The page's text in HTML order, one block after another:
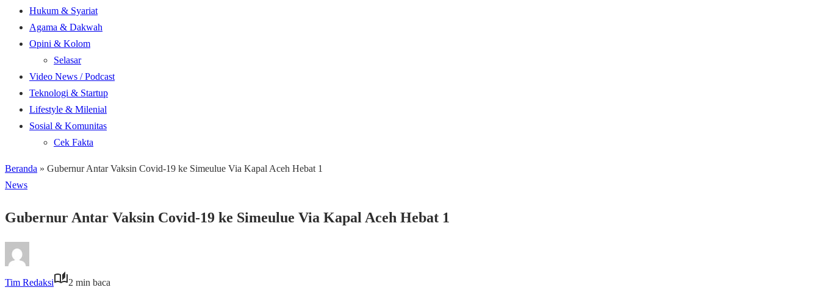
Hukum & Syariat
Agama & Dakwah
Opini & Kolom
Selasar
Video News / Podcast
Teknologi & Startup
Lifestyle & Milenial
Sosial & Komunitas
Cek Fakta
Beranda » Gubernur Antar Vaksin Covid-19 ke Simeulue Via Kapal Aceh Hebat 1
News
Gubernur Antar Vaksin Covid-19 ke Simeulue Via Kapal Aceh Hebat 1
Tim Redaksi
2 min baca